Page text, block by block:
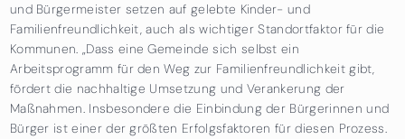
und Bürgermeister setzen auf gelebte Kinder- und
Familienfreundlichkeit, auch als wichtiger Standortfaktor für die
Kommunen. „Dass eine Gemeinde sich selbst ein
Arbeitsprogramm für den Weg zur Familienfreundlichkeit gibt,
fördert die nachhaltige Umsetzung und Verankerung der
Maßnahmen. Insbesondere die Einbindung der Bürgerinnen und
Bürger ist einer der größten Erfolgsfaktoren für diesen Prozess.